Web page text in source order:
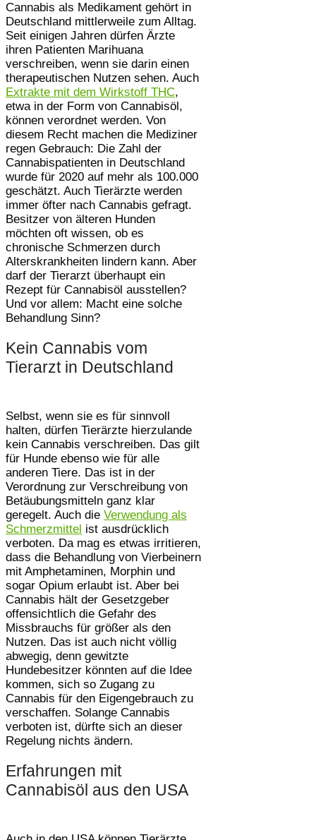
Cannabis als Medikament gehört in
Deutschland mittlerweile zum Alltag.
Seit einigen Jahren dürfen Ärzte
ihren Patienten Marihuana
verschreiben, wenn sie darin einen
therapeutischen Nutzen sehen. Auch
Extrakte mit dem Wirkstoff THC,
etwa in der Form von Cannabisöl,
können verordnet werden. Von
diesem Recht machen die Mediziner
regen Gebrauch: Die Zahl der
Cannabispatienten in Deutschland
wurde für 2020 auf mehr als 100.000
geschätzt. Auch Tierärzte werden
immer öfter nach Cannabis gefragt.
Besitzer von älteren Hunden
möchten oft wissen, ob es
chronische Schmerzen durch
Alterskrankheiten lindern kann. Aber
darf der Tierarzt überhaupt ein
Rezept für Cannabisöl ausstellen?
Und vor allem: Macht eine solche
Behandlung Sinn?
Kein Cannabis vom
Tierarzt in Deutschland
Selbst, wenn sie es für sinnvoll
halten, dürfen Tierärzte hierzulande
kein Cannabis verschreiben. Das gilt
für Hunde ebenso wie für alle
anderen Tiere. Das ist in der
Verordnung zur Verschreibung von
Betäubungsmitteln ganz klar
geregelt. Auch die Verwendung als
Schmerzmittel ist ausdrücklich
verboten. Da mag es etwas irritieren,
dass die Behandlung von Vierbeinern
mit Amphetaminen, Morphin und
sogar Opium erlaubt ist. Aber bei
Cannabis hält der Gesetzgeber
offensichtlich die Gefahr des
Missbrauchs für größer als den
Nutzen. Das ist auch nicht völlig
abwegig, denn gewitzte
Hundebesitzer könnten auf die Idee
kommen, sich so Zugang zu
Cannabis für den Eigengebrauch zu
verschaffen. Solange Cannabis
verboten ist, dürfte sich an dieser
Regelung nichts ändern.
Erfahrungen mit
Cannabisöl aus den USA